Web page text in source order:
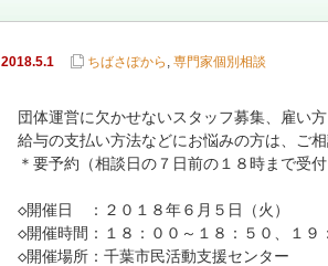
2018.5.1 ちばさぽから , 専門家個別相談
団体運営に欠かせないスタッフ募集、雇い
給与の支払い方法などにお悩みの方は、ご相
＊要予約（相談日の７日前の１８時まで受付
◇開催日　：２０１８年６月５日（火）
◇開催時間：１８：００～１８：５０、１９
◇開催場所：千葉市民活動支援センター